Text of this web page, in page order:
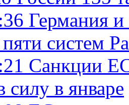
Германия
систем
Санкции
силу в январе